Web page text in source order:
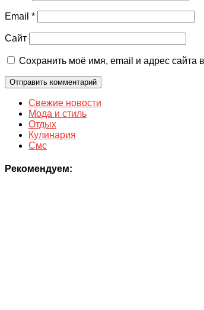
Email *
Сайт
Сохранить моё имя, email и адрес сайта
Свежие новости
Мода и стиль
Отдых
Кулинария
Смс
Рекомендуем: